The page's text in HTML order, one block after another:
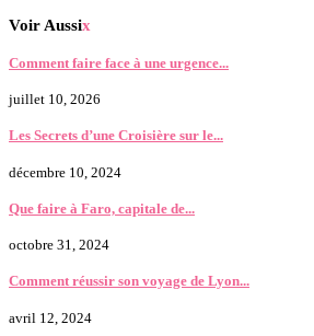
Voir Aussix
Comment faire face à une urgence...
juillet 10, 2026
Les Secrets d’une Croisière sur le...
décembre 10, 2024
Que faire à Faro, capitale de...
octobre 31, 2024
Comment réussir son voyage de Lyon...
avril 12, 2024